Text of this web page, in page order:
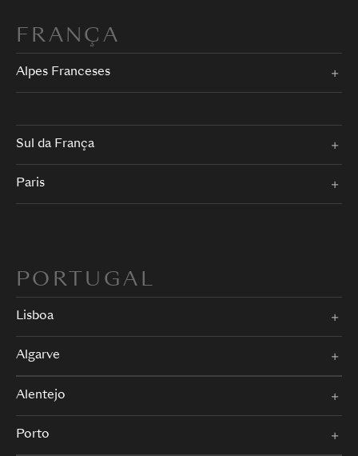
FRANÇA
Alpes Franceses
Sul da França
Paris
PORTUGAL
Lisboa
Algarve
Alentejo
Porto